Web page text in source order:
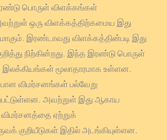
பொருள் விளக்கங்கள்
ஒரு விளக்கத்திற்கமைய இது
இரண்டாவது விளக்கத்தின்படி இது
நிற்கின்றது. இந்த இரண்டு பொருள்
இலக்கியங்கள் மூலாதாரமாக உள்ளன.
விமர்சனங்கள் பல்வேறு
அவற்றுள் இது ஆகாய
ஏற்றுக்
குறியீடுகள் இதில் அடங்கியுள்ளன.